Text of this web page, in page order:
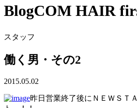
BlogCOM HAIR
スタッフ
働く男・その2
2015.05.02
昨日営業終了後にＮＥＷＳＴ